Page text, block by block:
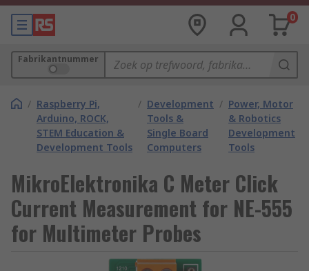
0
Fabrikantnummer
/ Raspberry Pi,
Arduino, ROCK,
STEM Education &
Development Tools
/ Development
Tools &
Single Board
Computers
/ Power, Motor
& Robotics
Development
Tools
MikroElektronika C Meter Click
Current Measurement for NE-555
for Multimeter Probes